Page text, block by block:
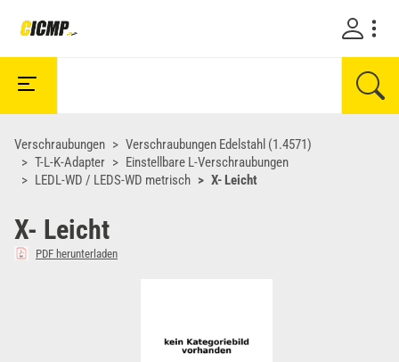
Verschraubungen
Verschraubungen Edelstahl (1.4571)
T-L-K-Adapter
Einstellbare L-Verschraubungen
LEDL-WD / LEDS-WD metrisch
X- Leicht
X- Leicht
PDF herunterladen